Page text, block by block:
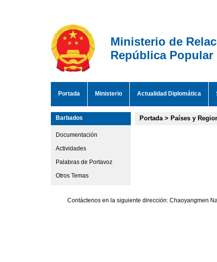
Ministerio de
República Popular
Portada Ministerio Actualidad Diplomática
Barbados
Documentación
Actividades
Palabras de Portavoz
Otros Temas
Portada> Países y
Contáctenos en la siguiente dirección: Chaoyangmen